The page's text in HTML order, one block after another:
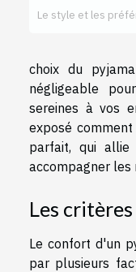
Le style et les
choix du
négligeable
sereines à vos
exposé
parfait, qui
accompagner les
Les
Le confort d'un
par plusieurs